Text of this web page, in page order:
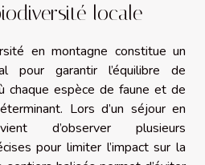
locale
en montagne constitue un
pour garantir l’équilibre de
chaque espèce de faune et de
Lors d’un séjour en
d’observer plusieurs
pour limiter l’impact sur la